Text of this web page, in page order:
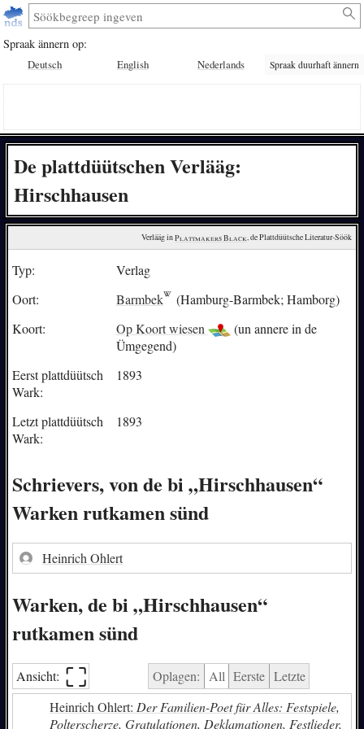
Spraak ännern op:
Deutsch English Nederlands Spraak duurhaft ännern
De plattdüütschen Verlääg:
Hirschhausen
Verlääg in Plattmakers Black, de Plattdüütsche Literatur-Söök
Typ:
Verlag
Oort:
Barmbek
(Hamburg-Barmbek; Hamborg)
Koort:
Op Koort wiesen
(un annere in de
Ümgegend)
Eerst plattdüütsch
Wark:
1893
Letzt plattdüütsch
Wark:
1893
Schrievers, von de bi „Hirschhausen“
Warken rutkamen sünd
Heinrich Ohlert
Warken, de bi „Hirschhausen“
rutkamen sünd
Ansicht: ⛶︎ Oplagen: All Eerste Letzte
Heinrich Ohlert: Der Familien-Poet für Alles: Festspiele,
Polterscherze, Gratulationen, Deklamationen, Festlieder,